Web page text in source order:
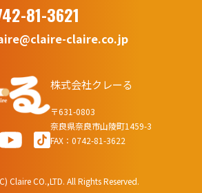
81-3621
claire.co.jp
株式会社クレーる
〒631-0803
奈良県奈良市山陵町1459-3
FAX：0742-81-3622
Claire CO.,LTD. All Rights Reserved.